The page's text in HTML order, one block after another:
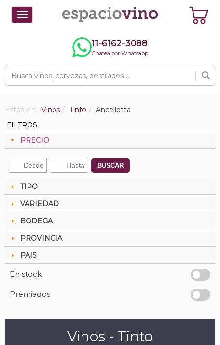
Toggle
navigation
11-6162-3088
Chateá por Whatsapp
Estás en: Vinos Tinto
Ancellotta
FILTROS
PRECIO
BUSCAR
TIPO
VARIEDAD
BODEGA
PROVINCIA
PAIS
En stock
Premiados
Vinos - Tinto